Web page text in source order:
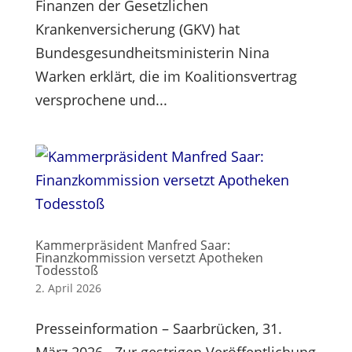
Finanzen der Gesetzlichen
Krankenversicherung (GKV) hat
Bundesgesundheitsministerin Nina
Warken erklärt, die im Koalitionsvertrag
versprochene und...
Kammerpräsident Manfred Saar:
Finanzkommission versetzt Apotheken
Todesstoß
2. April 2026
Presseinformation – Saarbrücken, 31.